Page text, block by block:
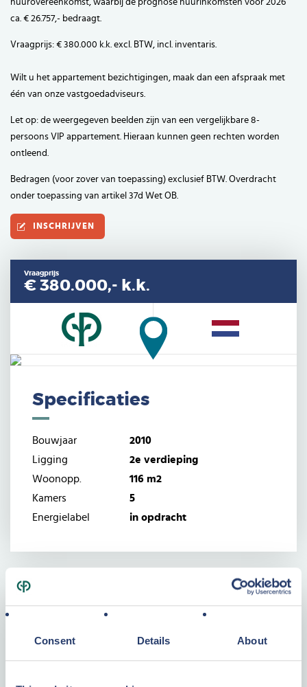
Consent Details About
huurovereenkomst, waarbij de prognose huurinkomsten voor 2026
ca. € 26.757,- bedraagt.
Vraagprijs: € 380.000 k.k. excl. BTW, incl. inventaris.
Wilt u het appartement bezichtigingen, maak dan een afspraak met
één van onze vastgoedadviseurs.
Let op: de weergegeven beelden zijn van een vergelijkbare 8-
persoons VIP appartement. Hieraan kunnen geen rechten worden
ontleend.
Bedragen (voor zover van toepassing) exclusief BTW. Overdracht
onder toepassing van artikel 37d Wet OB.
INSCHRIJVEN
Vraagprijs
€ 380.000,- k.k.
Specificaties
Bouwjaar
2010
Ligging
2e verdieping
Woonopp.
116 m2
Kamers
5
Energielabel
in opdracht
Waarom investeren in Center Parcs
Een tastbare investering
Weten waar uw geld naartoe gaat
Geen onverwachte kosten